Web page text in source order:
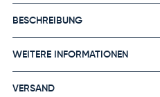
BESCHREIBUNG
WEITERE INFORMATIONEN
VERSAND